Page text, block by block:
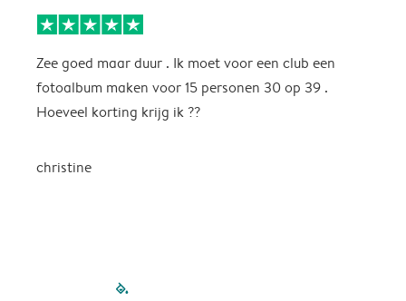
Zee goed maar duur . Ik moet voor een club een
fotoalbum maken voor 15 personen 30 op 39 .
Hoeveel korting krijg ik ??
christine
filled-pagination